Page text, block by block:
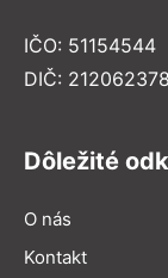
IČO: 51154544
DIČ:
Dôležité
O nás
Kontakt